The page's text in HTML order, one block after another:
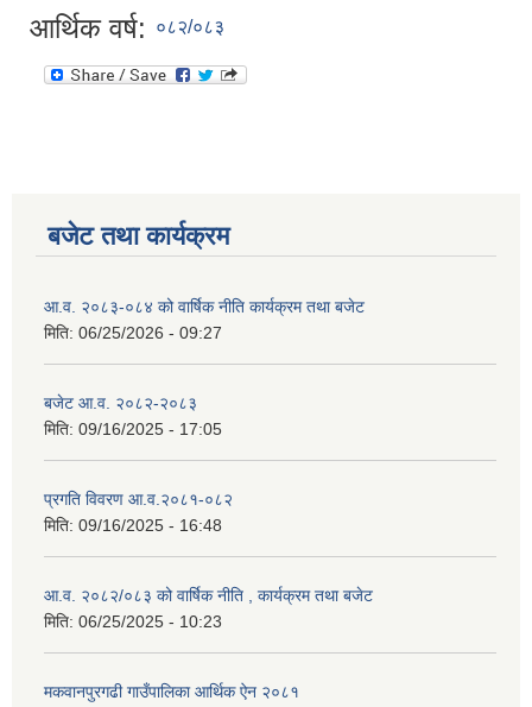
आर्थिक वर्ष: ०८२/०८३
बजेट तथा कार्यक्रम
आ.व. २०८३-०८४ को वार्षिक नीति कार्यक्रम तथा बजेट
मिति: 06/25/2026 - 09:27
बजेट आ.व. २०८२-२०८३
मिति: 09/16/2025 - 17:05
प्रगति विवरण आ.व.२०८१-०८२
मिति: 09/16/2025 - 16:48
आ.व. २०८२/०८३ को वार्षिक नीति , कार्यक्रम तथा बजेट
मिति: 06/25/2025 - 10:23
मकवानपुरगढी गाउँपालिका आर्थिक ‌‌‌ऐन २०८१